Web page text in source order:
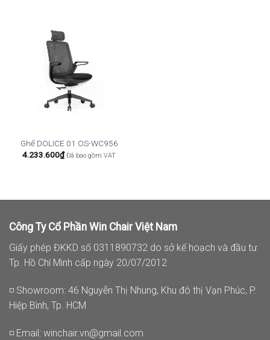
Ghế DOLICE 01 OS-WC956
4.233.600₫ Đã bao gồm VAT
Công Ty Cổ Phần Win Chair Việt Nam
Giấy phép ĐKKD số 0311890732 do sở kế hoạch và đầu tư
Tp. Hồ Chí Minh cấp ngày 20/07/2012
◽ Showroom: 46 Nguyễn Thị Nhung, Khu đô thị Vạn Phúc, P.
Hiệp Bình, Tp. HCM
◽ Email: winchair.vn@gmail.com